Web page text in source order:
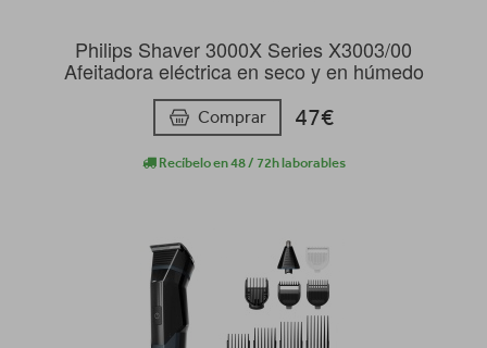
Philips Shaver 3000X Series X3003/00
Afeitadora eléctrica en seco y en húmedo
Comprar 47€
Recíbelo en 48 / 72h laborables